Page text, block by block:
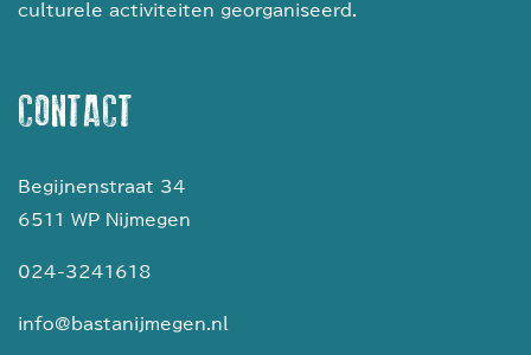
culturele activiteiten georganiseerd.
CONTACT
Begijnenstraat 34
6511 WP Nijmegen
024-3241618
info@bastanijmegen.nl